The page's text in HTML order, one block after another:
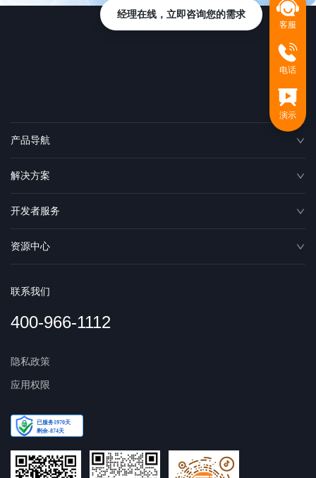
产品导航
解决方案
开发者服务
资源中心
联系我们
400-966-1112
隐私政策
应用权限
客服
电话
演示
经理在线，立即咨询您的需求